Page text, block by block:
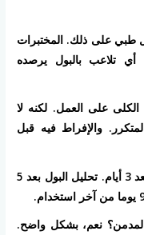
طبي على ذلك. المختبرات
أي تلاعب بالبول يرصده
الكلى على العمل. لكنه لا
والإفراط فيه قبل
تحليل الدم بعد 3 أيام. تحليل البول بعد 5
نعم، بشكل واضح.